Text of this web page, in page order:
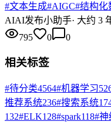
#文本生成#AIGC#结构化
AIAI发布小助手· 大约 3
795
0 0
相关标签
#待分类4564#机器学习
推荐系统236#搜索系统
132#ELK128#spark118#神